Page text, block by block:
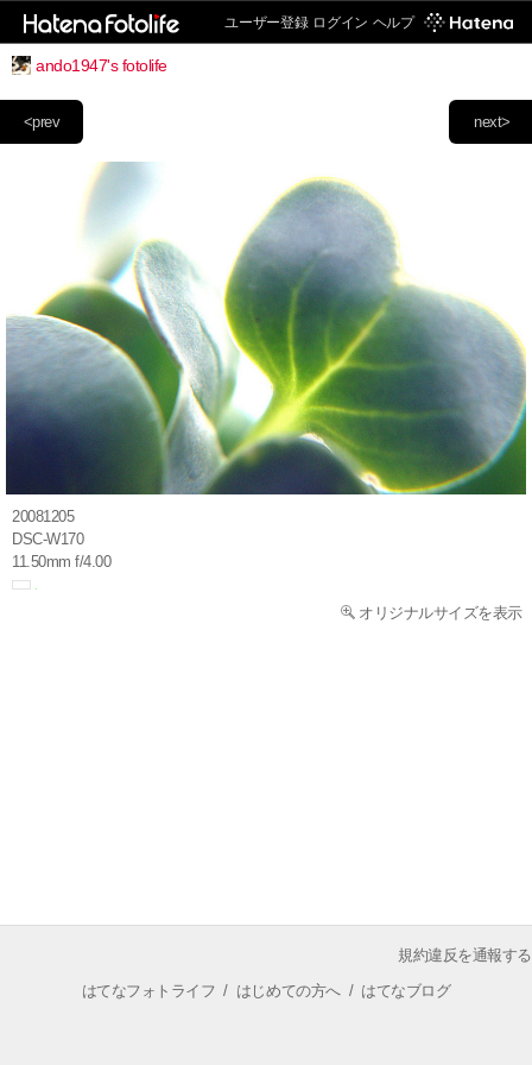
ユーザー登録 ログイン ヘルプ
ando1947's fotolife
next>
<prev
20081205
DSC-W170
11.50mm f/4.00
オリジナルサイズを表示
規約違反を通報する
はてなフォトライフ / はじめての方へ/ はてなブログ